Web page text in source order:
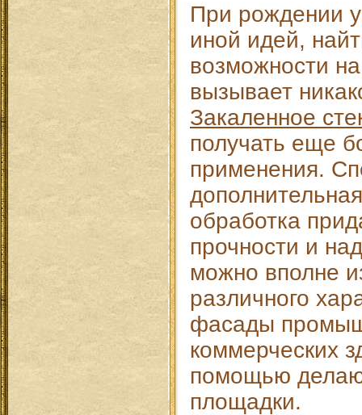
При рождении
иной идей,
возможности
вызывает
Закаленное
получать еще
применения.
обработка
прочности и
можно вполне
различного
фасады
коммерческих
помощью
площадки.